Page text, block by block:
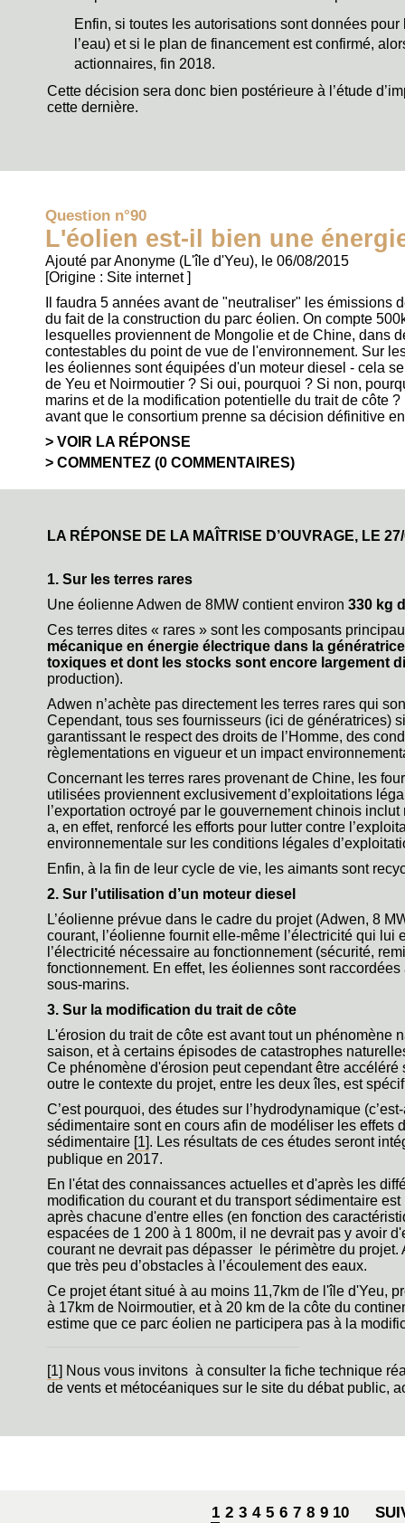
Enfin, si toutes les autorisations sont données
l’eau) et si le plan de financement est confirmé,
actionnaires, fin 2018.
Cette décision sera donc bien postérieure à l’étude
cette dernière.
Question n°90
L'éolien est-il bien une
Ajouté par Anonyme (L'île d'Yeu), le 06/08/2015
[Origine : Site internet]
Il faudra 5 années avant de "neutraliser" les émissions
du fait de la construction du parc éolien. On compte
lesquelles proviennent de Mongolie et de Chine, dans
contestables du point de vue de l'environnement. Sur
les éoliennes sont équipées d'un moteur diesel - cela
de Yeu et Noirmoutier ? Si oui, pourquoi ? Si non,
marins et de la modification potentielle du trait de côte
avant que le consortium prenne sa décision définitive
VOIR LA RÉPONSE
COMMENTEZ (0 COMMENTAIRES)
LA RÉPONSE DE LA MAÎTRISE D’OUVRAGE, LE
1. Sur les terres rares
Une éolienne Adwen de 8MW contient environ 330 kg
Ces terres dites « rares » sont les composants
mécanique en énergie électrique dans la
toxiques et dont les stocks sont encore largement
production).
Adwen n’achète pas directement les terres rares qui
Cependant, tous ses fournisseurs (ici de génératrices)
garantissant le respect des droits de l’Homme, des
règlementations en vigueur et un impact
Concernant les terres rares provenant de Chine, les
utilisées proviennent exclusivement d’exploitations
l’exportation octroyé par le gouvernement chinois
a, en effet, renforcé les efforts pour lutter contre
environnementale sur les conditions légales
Enfin, à la fin de leur cycle de vie, les aimants sont
2. Sur l’utilisation d’un moteur diesel
L’éolienne prévue dans le cadre du projet (Adwen, 8
courant, l’éolienne fournit elle-même l’électricité qui
l’électricité nécessaire au fonctionnement (sécurité,
fonctionnement. En effet, les éoliennes sont
sous-marins.
3. Sur la modification du trait de côte
L'érosion du trait de côte est avant tout un
saison, et à certains épisodes de catastrophes
Ce phénomène d'érosion peut cependant être
outre le contexte du projet, entre les deux îles, est
C’est pourquoi, des études sur l’hydrodynamique
sédimentaire sont en cours afin de modéliser les
sédimentaire [1]. Les résultats de ces études seront
publique en 2017.
En l'état des connaissances actuelles et d'après les
modification du courant et du transport sédimentaire
après chacune d'entre elles (en fonction des
espacées de 1 200 à 1 800m, il ne devrait pas y avoir
courant ne devrait pas dépasser le périmètre du
que très peu d’obstacles à l’écoulement des eaux.
Ce projet étant situé à au moins 11,7km de l'île d'Yeu,
à 17km de Noirmoutier, et à 20 km de la côte du
estime que ce parc éolien ne participera pas à la
[1] Nous vous invitons à consulter la fiche technique
de vents et métocéaniques sur le site du débat public,
1 2 3 4 5 6 7 8 9 10